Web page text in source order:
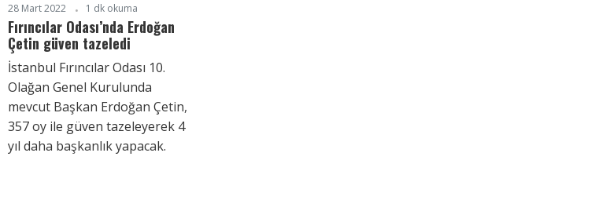
28 Mart 2022 1 dk okuma
Fırıncılar Odası’nda Erdoğan
Çetin güven tazeledi
İstanbul Fırıncılar Odası 10.
Olağan Genel Kurulunda
mevcut Başkan Erdoğan Çetin,
357 oy ile güven tazeleyerek 4
yıl daha başkanlık yapacak.